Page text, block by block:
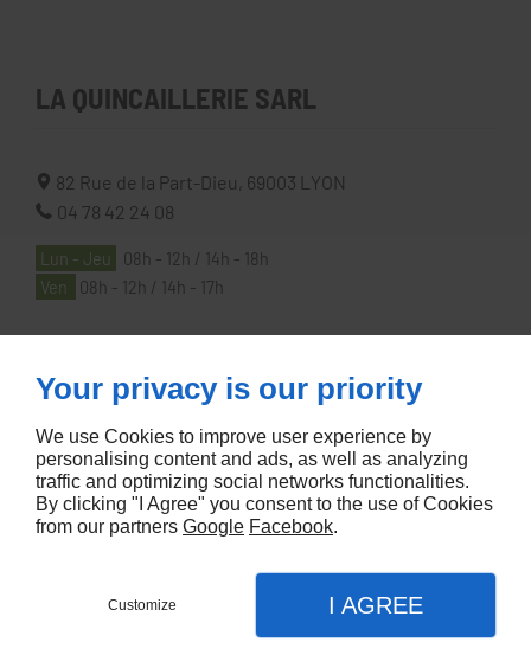
LA QUINCAILLERIE SARL
82 Rue de la Part-Dieu, 69003
LYON
04 78 42 24 08
Lun - Jeu
08h - 12h / 14h - 18h
Ven
08h - 12h / 14h - 17h
À PROPOS
Accueil
Contactez-nous
Mentions légales
Plan du site
Your privacy is our priority
We use Cookies to improve user experience by
personalising content and ads, as well as analyzing
traffic and optimizing social networks functionalities.
By clicking "I Agree" you consent to the use of Cookies
from our partners Google Facebook.
Customize I AGREE